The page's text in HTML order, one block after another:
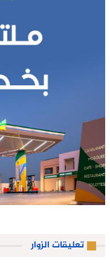
تعليقات الزوار